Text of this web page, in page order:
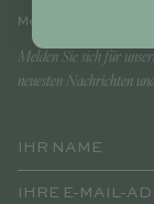
Melde dich für
Melden Sie sich für
neuesten Nachrichten